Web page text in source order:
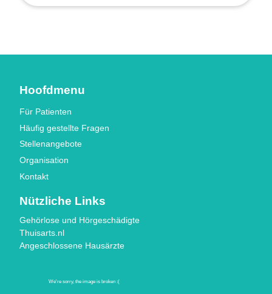
Hoofdmenu
Für Patienten
Häufig gestellte Fragen
Stellenangebote
Organisation
Kontakt
Nützliche Links
Gehörlose und Hörgeschädigte
Thuisarts.nl
Angeschlossene Hausärzte